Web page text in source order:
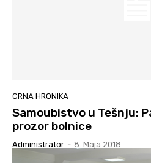
CRNA HRONIKA
Samoubistvo u Tešnju:
prozor bolnice
Administrator - 8. Maja 2018.